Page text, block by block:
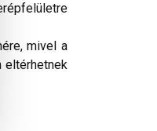
mivel a
eltérhetnek